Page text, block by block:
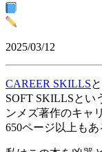
2025/03/12
CAREER SKILLS
SOFT SKILLSとい
ンメズ著作のキャ
650ページ以上もあ